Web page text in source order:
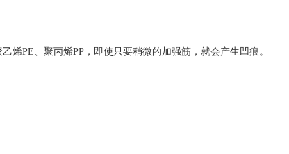
烯PE、聚丙烯PP，即使只要稍微的加强筋，就会产生凹痕。